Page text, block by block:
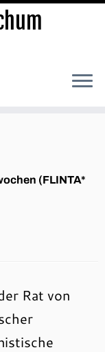
(FLINTA*
Rat von